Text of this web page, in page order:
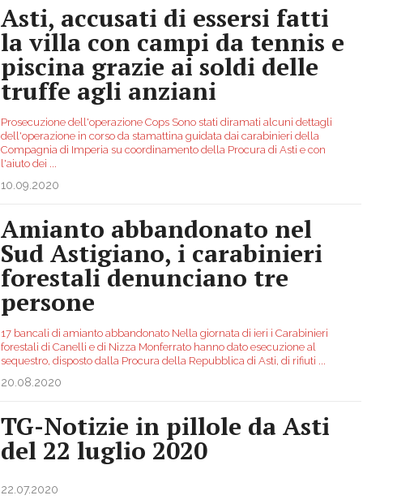
Asti, accusati di essersi fatti
la villa con campi da tennis e
piscina grazie ai soldi delle
truffe agli anziani
Prosecuzione dell'operazione Cops Sono stati diramati alcuni dettagli
dell'operazione in corso da stamattina guidata dai carabinieri della
Compagnia di Imperia su coordinamento della Procura di Asti e con
l'aiuto dei
10.09.2020
Amianto abbandonato nel
Sud Astigiano, i carabinieri
forestali denunciano tre
persone
17 bancali di amianto abbandonato Nella giornata di ieri i Carabinieri
forestali di Canelli e di Nizza Monferrato hanno dato esecuzione al
sequestro, disposto dalla Procura della Repubblica di Asti, di rifiuti
20.08.2020
TG-Notizie in pillole da Asti
del 22 luglio 2020
22.07.2020